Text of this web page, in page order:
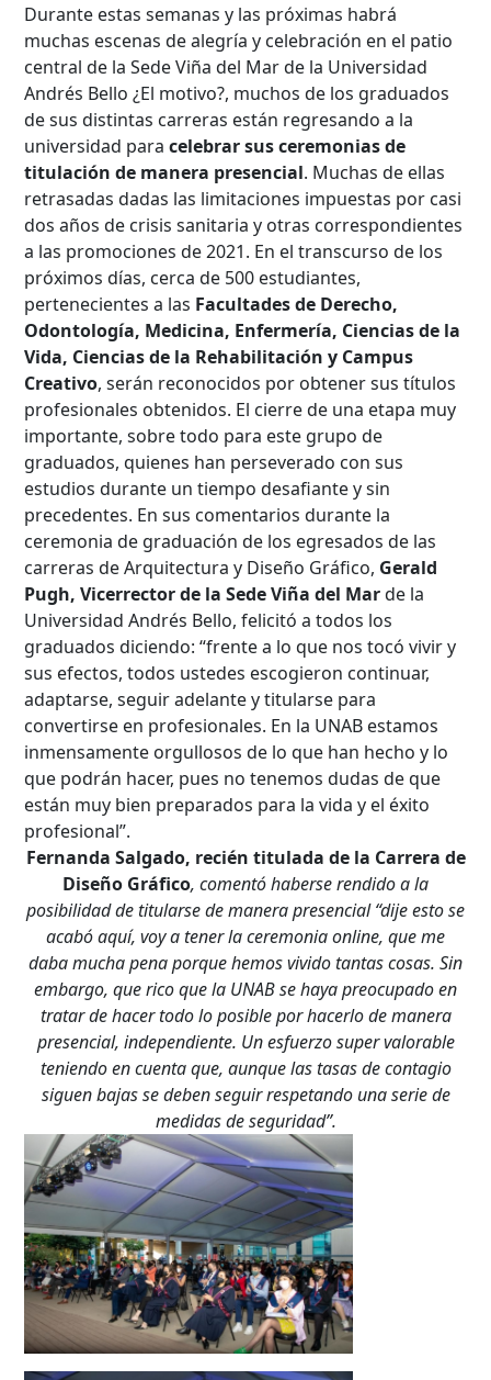
Durante estas semanas y las próximas habrá
muchas escenas de alegría y celebración en el patio
central de la Sede Viña del Mar de la Universidad
Andrés Bello ¿El motivo?, muchos de los graduados
de sus distintas carreras están regresando a la
universidad paracelebrar sus ceremonias de
titulación de manera presencial. Muchas de ellas
retrasadas dadas las limitaciones impuestas por casi
dos años de crisis sanitaria y otras correspondientes
a las promociones de 2021. En el transcurso de los
próximos días, cerca de 500 estudiantes,
pertenecientes a las Facultades de Derecho,
Odontología, Medicina, Enfermería, Ciencias de la
Vida, Ciencias de la Rehabilitación y Campus
Creativo, serán reconocidos por obtener sus títulos
profesionales obtenidos. El cierre de una etapa muy
importante, sobre todo para este grupo de
graduados, quienes han perseverado con sus
estudios durante un tiempo desafiante y sin
precedentes. En sus comentarios durante la
ceremonia de graduación de los egresados de las
carreras de Arquitectura y Diseño Gráfico, Gerald
Pugh, Vicerrector de la Sede Viña del Marde la
Universidad Andrés Bello, felicitó a todos los
graduados diciendo: “frente a lo que nos tocó vivir y
sus efectos, todos ustedes escogieron continuar,
adaptarse, seguir adelante y titularse para
convertirse en profesionales. En la UNAB estamos
inmensamente orgullosos de lo que han hecho y lo
que podrán hacer, pues no tenemos dudas de que
están muy bien preparados para la vida y el éxito
profesional”.
Fernanda Salgado, recién titulada de la Carrera de
Diseño Gráfico, comentó haberse rendido a la
posibilidad de titularse de manera presencial “dije esto se
acabó aquí, voy a tener la ceremonia online, que me
daba mucha pena porque hemos vivido tantas cosas. Sin
embargo, que rico que la UNAB se haya preocupado en
tratar de hacer todo lo posible por hacerlo de manera
presencial, independiente. Un esfuerzo super valorable
teniendo en cuenta que, aunque las tasas de contagio
siguen bajas se deben seguir respetando una serie de
medidas de seguridad”.
Búsqueda Avanzada
Carrera
Palabra clave